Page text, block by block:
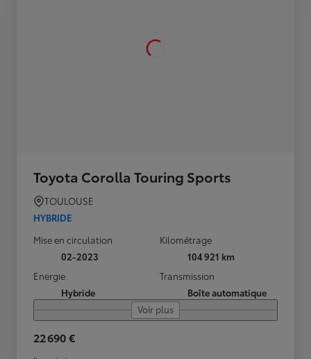
Toyota Corolla Touring Sports
TOULOUSE
HYBRIDE
Mise en circulation
02-2023
Kilométrage
104 921 km
Energie
Hybride
Transmission
Boîte automatique
Voir plus
22 690 €